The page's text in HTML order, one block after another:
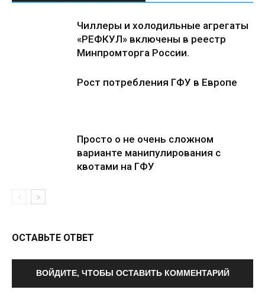
Чиллеры и холодильные агрегаты
«РЕФКУЛ» включены в реестр
Минпромторга России.
Рост потребления ГФУ в Европе
Просто о не очень сложном
варианте манипулирования с
квотами на ГФУ
ОСТАВЬТЕ ОТВЕТ
ВОЙДИТЕ, ЧТОБЫ ОСТАВИТЬ КОММЕНТАРИЙ